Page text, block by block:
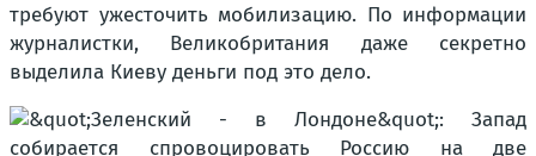
требуют ужесточить мобилизацию. По информации
журналистки, Великобритания даже секретно
выделила Киеву деньги под это дело.